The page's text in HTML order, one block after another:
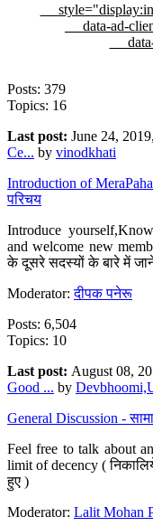
data-ad-
data-
Posts: 379
Topics: 16
Last post: June 24,
Ce... by vinodkhati
Introduction of
परिचय
Introduce
and welcome new
के दूसरे सदस्यों के बारे में
Moderator:दीपक पनेरू
Posts: 6,504
Topics: 10
Last post: August 08,
Good ... by
General Discussion -
Feel free to talk about
limit of decency (
हुए )
Moderator: Lalit Mohan